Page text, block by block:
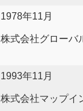
1978年11月
株式会社グローバ
1993年11月
株式会社マップイ